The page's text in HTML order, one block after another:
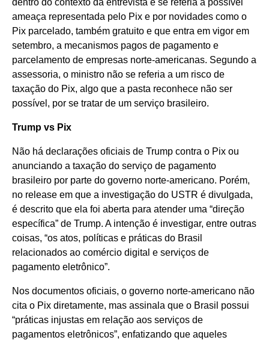
dentro do contexto da entrevista e se referia à possível
ameaça representada pelo Pix e por novidades como o
Pix parcelado, também gratuito e que entra em vigor em
setembro, a mecanismos pagos de pagamento e
parcelamento de empresas norte-americanas. Segundo a
assessoria, o ministro não se referia a um risco de
taxação do Pix, algo que a pasta reconhece não ser
possível, por se tratar de um serviço brasileiro.
Trump vs Pix
Não há declarações oficiais de Trump contra o Pix ou
anunciando a taxação do serviço de pagamento
brasileiro por parte do governo norte-americano. Porém,
no release em que a investigação do USTR é divulgada,
é descrito que ela foi aberta para atender uma “direção
específica” de Trump. A intenção é investigar, entre outras
coisas, “os atos, políticas e práticas do Brasil
relacionados ao comércio digital e serviços de
pagamento eletrônico”.
Nos documentos oficiais, o governo norte-americano não
cita o Pix diretamente, mas assinala que o Brasil possui
“práticas injustas em relação aos serviços de
pagamentos eletrônicos”, enfatizando que aqueles